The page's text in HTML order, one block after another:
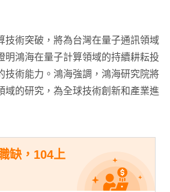
技術突破，將為台灣在量子通訊領域
明鴻海在量子計算領域的持續耕耘投
技術能力。鴻海強調，鴻海研究院將
域的研究，為全球技術創新和產業進
缺，104上